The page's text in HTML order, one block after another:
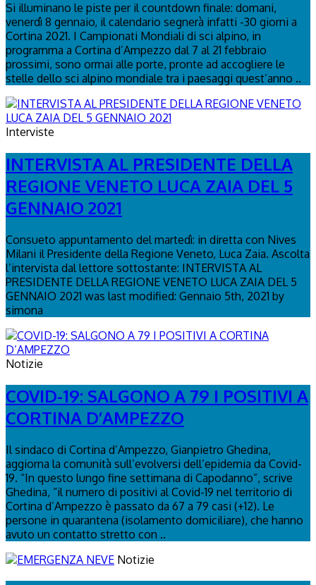
Si illuminano le piste per il countdown finale: domani,
venerdì 8 gennaio, il calendario segnerà infatti -30 giorni a
Cortina 2021. I Campionati Mondiali di sci alpino, in
programma a Cortina d’Ampezzo dal 7 al 21 febbraio
prossimi, sono ormai alle porte, pronte ad accogliere le
stelle dello sci alpino mondiale tra i paesaggi quest’anno ..
Interviste
INTERVISTA AL PRESIDENTE DELLA
REGIONE VENETO LUCA ZAIA DEL 5
GENNAIO 2021
Consueto appuntamento del martedì: in diretta con Nives
Milani il Presidente della Regione Veneto, Luca Zaia. Ascolta
l’intervista dal lettore sottostante: INTERVISTA AL
PRESIDENTE DELLA REGIONE VENETO LUCA ZAIA DEL 5
GENNAIO 2021 was last modified: Gennaio 5th, 2021 by
simona
Notizie
COVID-19: SALGONO A 79 I POSITIVI A
CORTINA D’AMPEZZO
Il sindaco di Cortina d’Ampezzo, Gianpietro Ghedina,
aggiorna la comunità sull’evolversi dell’epidemia da Covid-
19. “In questo lungo fine settimana di Capodanno”, scrive
Ghedina, “il numero di positivi al Covid-19 nel territorio di
Cortina d’Ampezzo è passato da 67 a 79 casi (+12). Le
persone in quarantena (isolamento domiciliare), che hanno
avuto un contatto stretto con ..
Notizie